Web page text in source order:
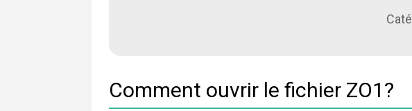
Comment ouvrir le fichier ZO1?